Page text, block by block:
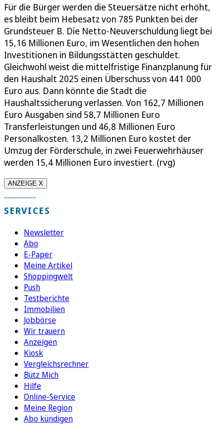
Für die Bürger werden die Steuersätze nicht erhöht,
es bleibt beim Hebesatz von 785 Punkten bei der
Grundsteuer B. Die Netto-Neuverschuldung liegt bei
15,16 Millionen Euro, im Wesentlichen den hohen
Investitionen in Bildungsstätten geschuldet.
Gleichwohl weist die mittelfristige Finanzplanung für
den Haushalt 2025 einen Überschuss von 441 000
Euro aus. Dann könnte die Stadt die
Haushaltssicherung verlassen. Von 162,7 Millionen
Euro Ausgaben sind 58,7 Millionen Euro
Transferleistungen und 46,8 Millionen Euro
Personalkosten. 13,2 Millionen Euro kostet der
Umzug der Förderschule, in zwei Feuerwehrhäuser
werden 15,4 Millionen Euro investiert. (rvg)
ANZEIGE X
SERVICES
Newsletter
Abo
E-Paper
Meine Artikel
Shoppingwelt
Push
Testberichte
Immobilien
Jobbörse
Wir trauern
Anzeigen
Kiosk
Vergleichsrechner
Bütz Mich
Hilfe
Online-Service
Meine Region
Abo kündigen